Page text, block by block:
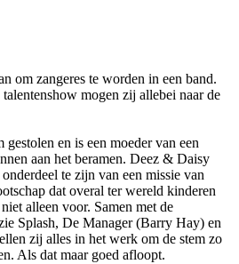
om zangeres te worden in een band.
mogen zij allebei naar de
en is een moeder van een
aan het beramen. Deez & Daisy
te zijn van een missie van
dat overal ter wereld kinderen
alleen voor. Samen met de
Splash, De Manager (Barry Hay) en
zij alles in het werk om de stem zo
Als dat maar goed afloopt.